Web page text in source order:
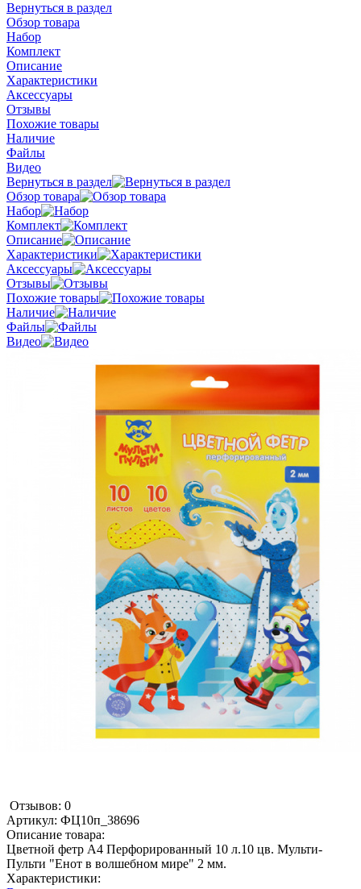
Вернуться в раздел
Обзор товара
Набор
Комплект
Описание
Характеристики
Аксессуары
Отзывы
Похожие товары
Наличие
Файлы
Видео
Вернуться в раздел
Обзор товара
Набор
Комплект
Описание
Характеристики
Аксессуары
Отзывы
Похожие товары
Наличие
Файлы
Видео
Отзывов: 0
Артикул: ФЦ10п_38696
Описание товара:
Цветной фетр А4 Перфорированный 10 л.10 цв. Мульти-
Пульти "Енот в волшебном мире" 2 мм.
Характеристики: